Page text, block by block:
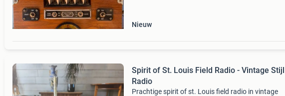
Nieuw
Spirit of St. Louis Field Radio - Vintage Stijl
Radio
Prachtige spirit of st. Louis field radio in vintage